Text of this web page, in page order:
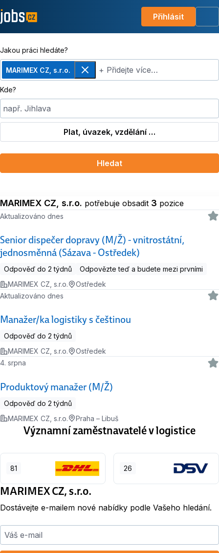
Přihlásit
Jakou práci hledáte?
MARIMEX CZ, s.r.o.
Odebrat+ Přidejte více…
Kde?
např. Jihlava
Plat, úvazek, vzdělání …
Hledat
MARIMEX CZ, s.r.o. potřebuje obsadit 3 pozice
Senior dispečer dopravy (M/Ž) - vnitrostátní,
jednosměnná (Sázava - Ostředek)
Aktualizováno dnes
Odpověď do 2 týdnů
Odpovězte teď a budete mezi prvními
MARIMEX CZ, s.r.o.
Ostředek
Manažer/ka logistiky s češtinou
Aktualizováno dnes
Odpověď do 2 týdnů
MARIMEX CZ, s.r.o.
Ostředek
Produktový manažer (M/Ž)
4. srpna
Odpověď do 2 týdnů
MARIMEX CZ, s.r.o.
Praha – Libuš
Významní zaměstnavatelé v logistice
81 26
MARIMEX CZ, s.r.o.
Dostávejte e-mailem nové nabídky podle Vašeho hledání.
Váš e-mail